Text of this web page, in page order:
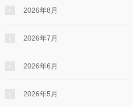
2026年8月
2026年7月
2026年6月
2026年5月